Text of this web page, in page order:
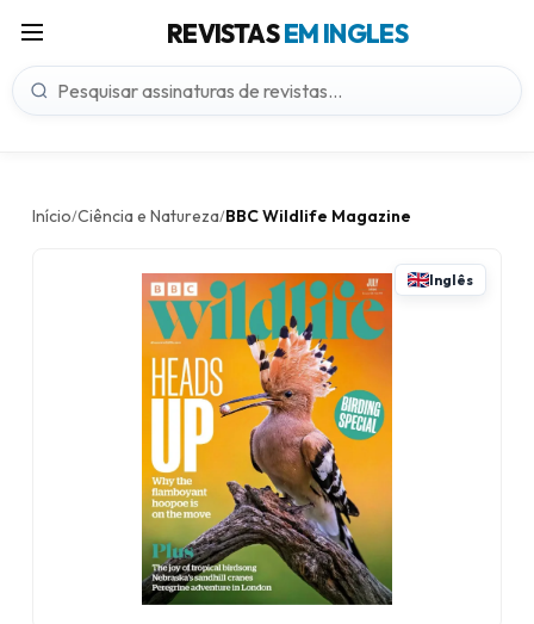
REVISTASEM INGLES
Início/Ciência e Natureza/BBC Wildlife Magazine
Inglês